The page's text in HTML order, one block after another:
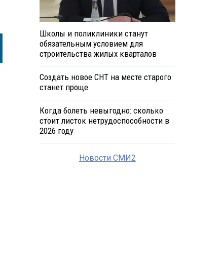
Школы и поликлиники станут
обязательным условием для
строительства жилых кварталов
Создать новое СНТ на месте старого
станет проще
Когда болеть невыгодно: сколько
стоит листок нетрудоспособности в
2026 году
Новости СМИ2